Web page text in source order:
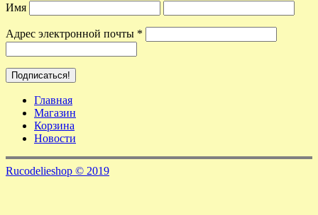
Имя
Адрес электронной почты *
Главная
Магазин
Корзина
Новости
Rucodelieshop © 2019